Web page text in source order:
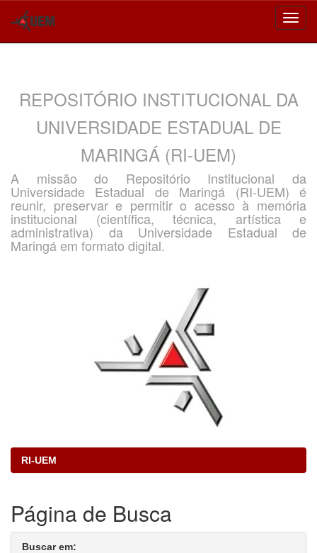
REPOSITÓRIO INSTITUCIONAL DA
UNIVERSIDADE ESTADUAL DE
MARINGÁ (RI-UEM)
A missão do Repositório Institucional da
Universidade Estadual de Maringá (RI-UEM) é
reunir, preservar e permitir o acesso à memória
institucional (científica, técnica, artística e
administrativa) da Universidade Estadual de
Maringá em formato digital.
RI-UEM
Página de Busca
Buscar em: